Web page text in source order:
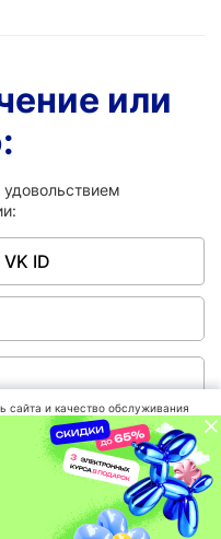
или
ID
сайта и качество обслуживания
на вашем компьютере.
Вы проинформированы об
использовать наш сайт, вы
данных технологий.
Политика
обработки
данных